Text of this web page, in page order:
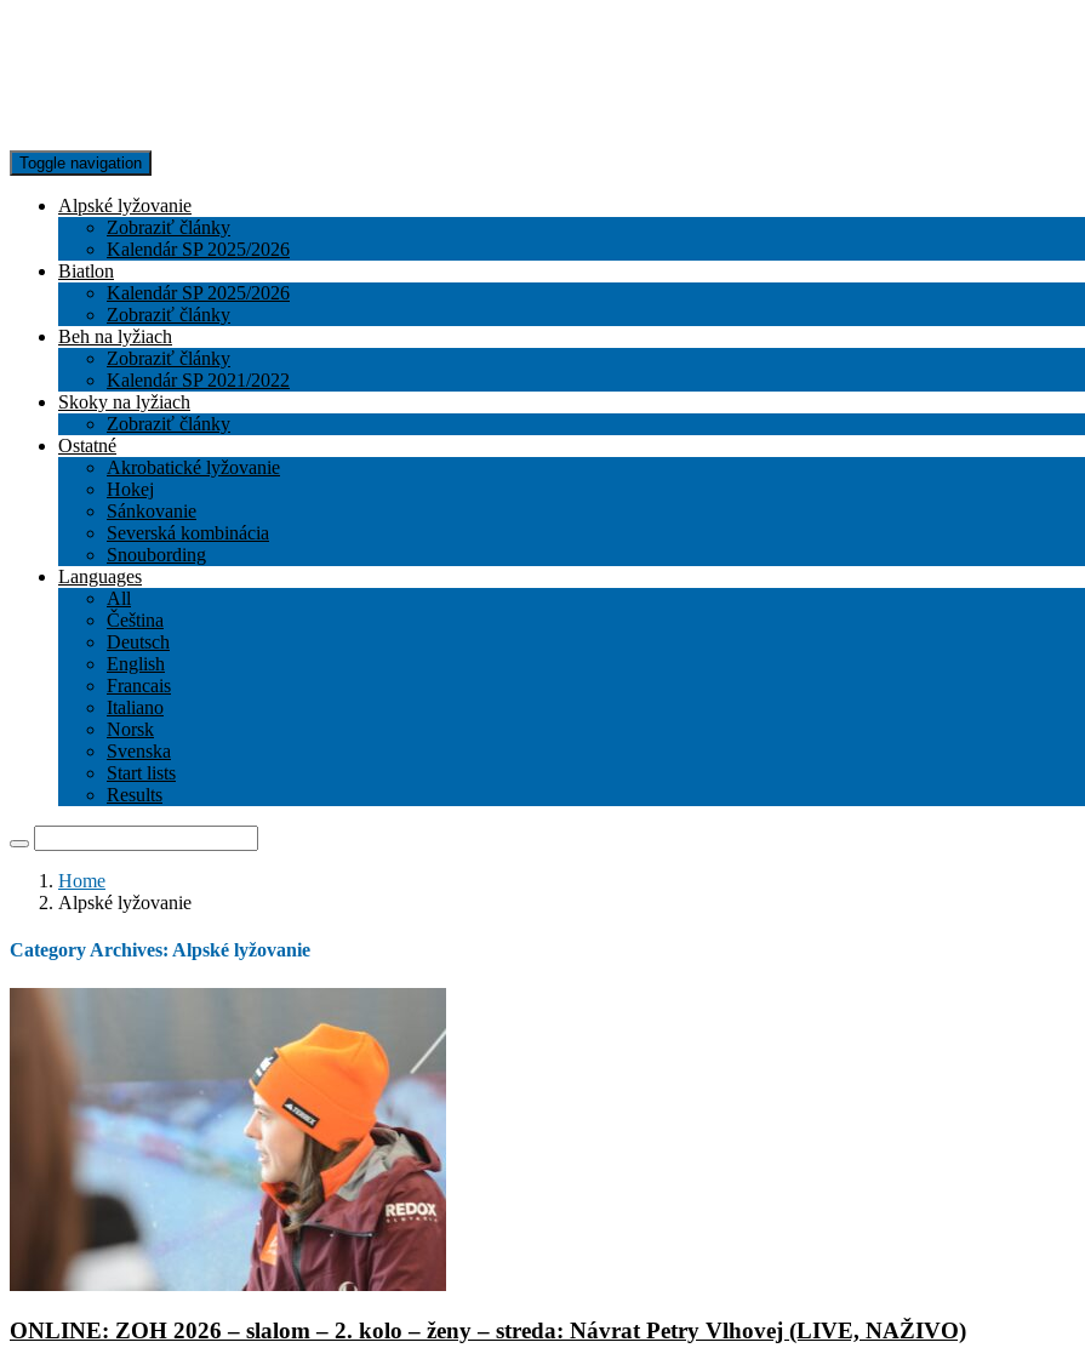
Toggle navigation
Alpské lyžovanie
Zobraziť články
Kalendár SP 2025/2026
Biatlon
Kalendár SP 2025/2026
Zobraziť články
Beh na lyžiach
Zobraziť články
Kalendár SP 2021/2022
Skoky na lyžiach
Zobraziť články
Ostatné
Akrobatické lyžovanie
Hokej
Sánkovanie
Severská kombinácia
Snoubording
Languages
All
Čeština
Deutsch
English
Francais
Italiano
Norsk
Svenska
Start lists
Results
Home
Alpské lyžovanie
Category Archives: Alpské lyžovanie
ONLINE: ZOH 2026 – slalom – 2. kolo – ženy – streda: Návrat Petry Vlhovej (LIVE, NAŽIVO)